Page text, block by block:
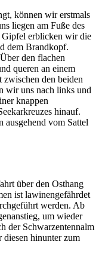
können wir erstmals
liegen am Fuße des
Gipfel erblicken wir die
dem Brandkopf.
den flachen
queren an einem
den beiden
wir uns nach links und
knappen
hinauf.
vom Sattel
über den Osthang
ist lawinengefährdet
werden. Ab
um wieder
der Schwarzentennalm
diesen hinunter zum